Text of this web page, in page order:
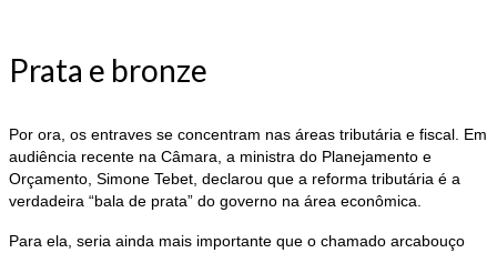
Prata e bronze
Por ora, os entraves se concentram nas áreas tributária e fiscal. Em
audiência recente na Câmara, a ministra do Planejamento e
Orçamento, Simone Tebet, declarou que a reforma tributária é a
verdadeira “bala de prata” do governo na área econômica.
Para ela, seria ainda mais importante que o chamado arcabouço